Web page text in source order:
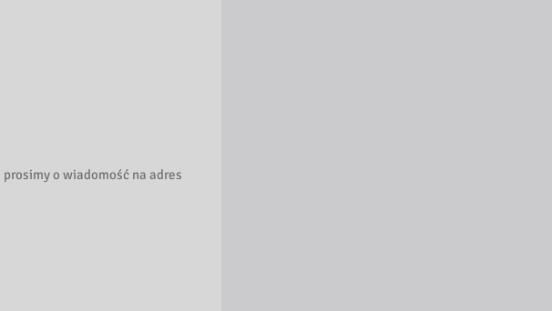
o wiadomość na adres